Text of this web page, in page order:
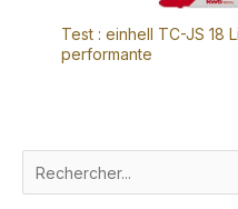
Test : einhell TC-JS 18
performante